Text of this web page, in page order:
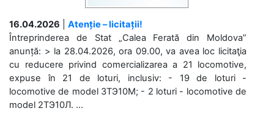
16.04.2026
Atenție – licitații!
Întreprinderea de Stat „Calea Ferată din Moldova”
anunță: > la 28.04.2026, ora 09.00, va avea loc licitaţia
cu reducere privind comercializarea a 21 locomotive,
expuse în 21 de loturi, inclusiv: - 19 de loturi -
locomotive de model 3ТЭ10М; - 2 loturi - locomotive de
model 2ТЭ10Л. ...